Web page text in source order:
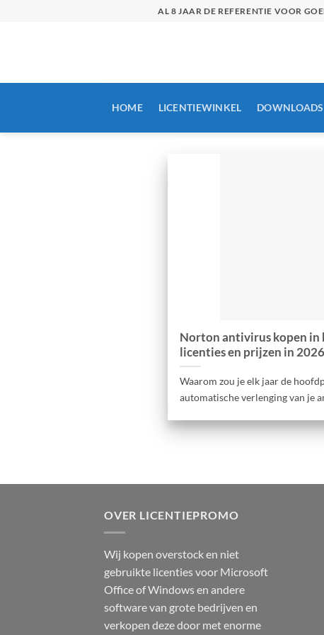
AL 8 JAAR DE REFERENTIE VOOR
HOME LICENTIEWINKEL DOWNLOADS
Norton antivirus kopen in
licenties en prijzen in 2026
Waarom zou je elk jaar de
automatische verlenging van je
OVER LICENTIEPROMO
Wij kopen overstock en niet
gebruikte licenties voor Microsoft
Office of Windows en andere
software van grote bedrijven en
verkopen deze door met enorme